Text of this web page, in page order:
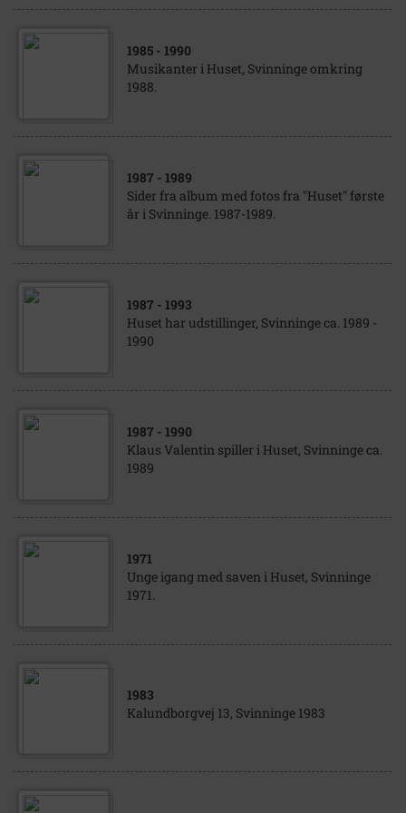
1985 - 1990
Musikanter i Huset, Svinninge omkring
1988.
1987 - 1989
Sider fra album med fotos fra "Huset" første
år i Svinninge. 1987-1989.
1987 - 1993
Huset har udstillinger, Svinninge ca. 1989 -
1990
1987 - 1990
Klaus Valentin spiller i Huset, Svinninge ca.
1989
1971
Unge igang med saven i Huset, Svinninge
1971.
1983
Kalundborgvej 13, Svinninge 1983